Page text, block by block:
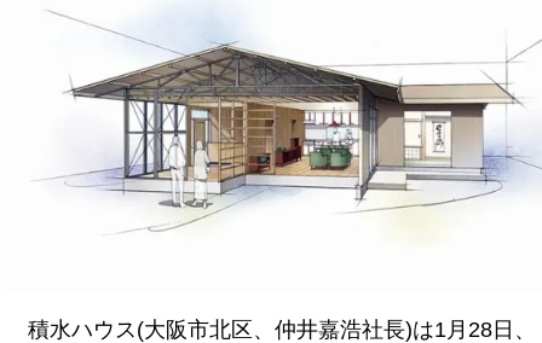
積水ハウス(大阪市北区、仲井嘉浩社長)は1月28日、